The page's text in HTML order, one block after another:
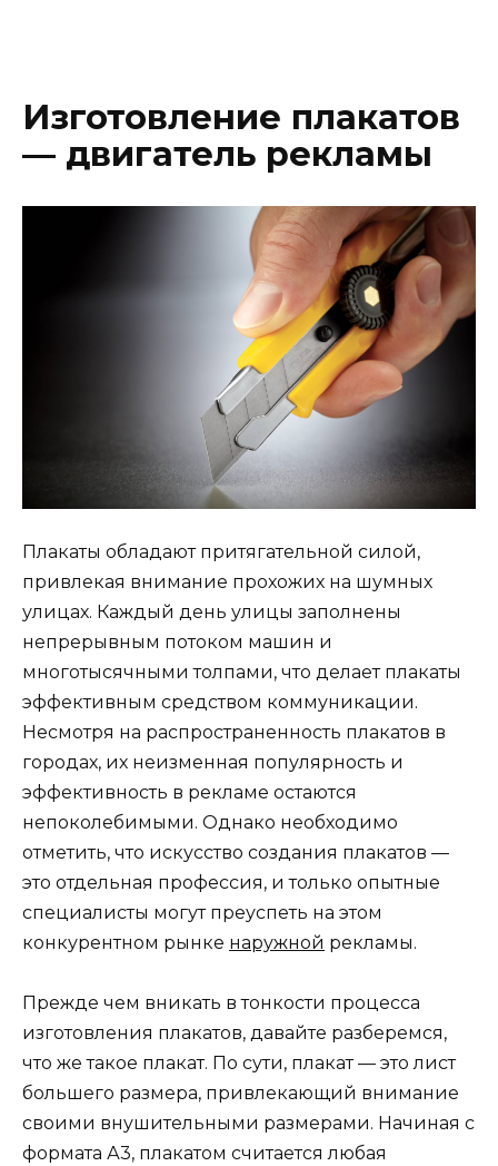
Изготовление плакатов
— двигатель рекламы
Плакаты обладают притягательной силой,
привлекая внимание прохожих на шумных
улицах. Каждый день улицы заполнены
непрерывным потоком машин и
многотысячными толпами, что делает плакаты
эффективным средством коммуникации.
Несмотря на распространенность плакатов в
городах, их неизменная популярность и
эффективность в рекламе остаются
непоколебимыми. Однако необходимо
отметить, что искусство создания плакатов —
это отдельная профессия, и только опытные
специалисты могут преуспеть на этом
конкурентном рынке наружной рекламы.
Прежде чем вникать в тонкости процесса
изготовления плакатов, давайте разберемся,
что же такое плакат. По сути, плакат — это лист
большего размера, привлекающий внимание
своими внушительными размерами. Начиная с
формата А3, плакатом считается любая